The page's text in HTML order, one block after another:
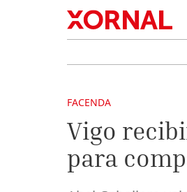
FACENDA
Vigo
para